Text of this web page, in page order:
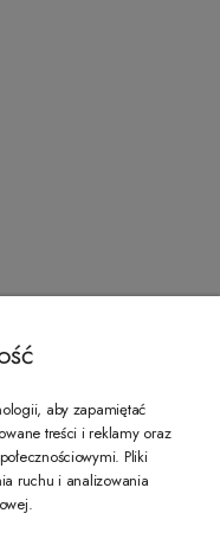
zapiszesz się do naszego
aby zapamiętać
treści i reklamy oraz
Pliki
ruchu i analizowania